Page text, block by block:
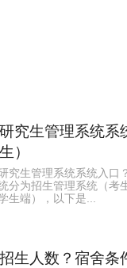
究生管理系统系
）
究生管理系统系统入口
分为招生管理系统（考
生端），以下是...
生人数？宿舍条